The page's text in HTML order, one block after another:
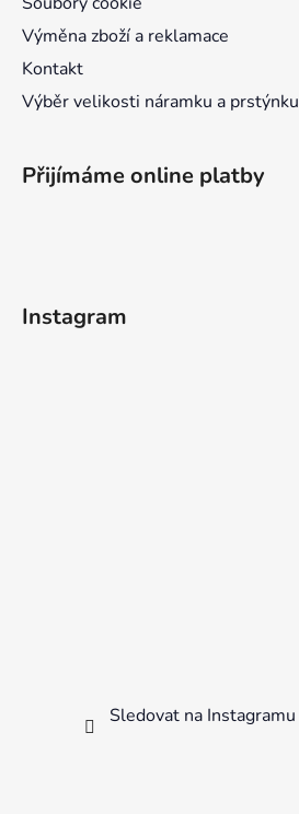
Výměna zboží a reklamace
Kontakt
Výběr velikosti náramku a prstýnku
Přijímáme online platby
Instagram
Sledovat na Instagramu